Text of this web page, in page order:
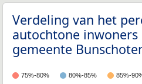
Verdeling van het
autochtone
gemeente
75%-80% 80%-85% 85%-